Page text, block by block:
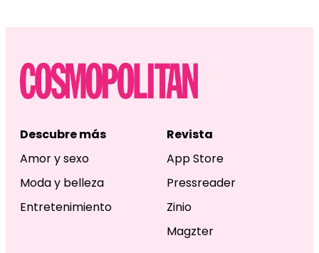
Descubre más
Amor y sexo
Moda y belleza
Entretenimiento
Revista
App Store
Pressreader
Zinio
Magzter